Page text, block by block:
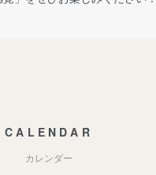
CALENDAR
カレンダー